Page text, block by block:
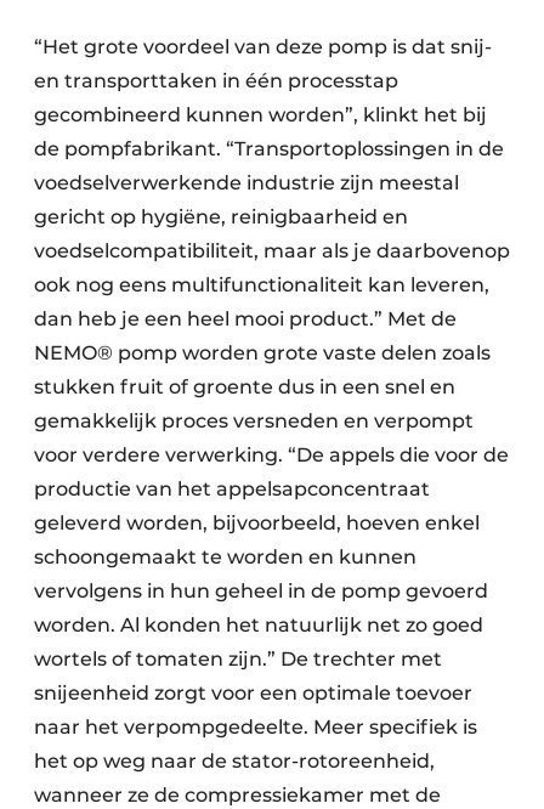
“Het grote voordeel van deze pomp is dat snij-
en transporttaken in één processtap
gecombineerd kunnen worden”, klinkt het bij
de pompfabrikant. “Transportoplossingen in de
voedselverwerkende industrie zijn meestal
gericht op hygiëne, reinigbaarheid en
voedselcompatibiliteit, maar als je daarbovenop
ook nog eens multifunctionaliteit kan leveren,
dan heb je een heel mooi product.” Met de
NEMO® pomp worden grote vaste delen zoals
stukken fruit of groente dus in een snel en
gemakkelijk proces versneden en verpompt
voor verdere verwerking. “De appels die voor de
productie van het appelsapconcentraat
geleverd worden, bijvoorbeeld, hoeven enkel
schoongemaakt te worden en kunnen
vervolgens in hun geheel in de pomp gevoerd
worden. Al konden het natuurlijk net zo goed
wortels of tomaten zijn.” De trechter met
snijeenheid zorgt voor een optimale toevoer
naar het verpompgedeelte. Meer specifiek is
het op weg naar de stator-rotoreenheid,
wanneer ze de compressiekamer met de